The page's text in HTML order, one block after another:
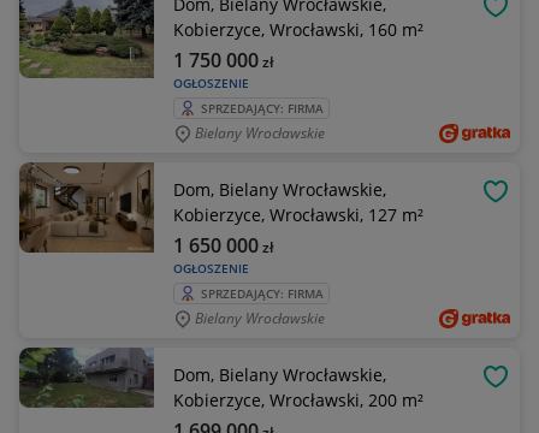
Kobierzyce, Wrocławski, 160 m²
OGŁOSZENIE
1 750 000zł
SPRZEDAJĄCY: FIRMA
Bielany Wrocławskie
Dom, Bielany Wrocławskie,
Kobierzyce, Wrocławski, 127 m²
OGŁOSZENIE
1 650 000zł
SPRZEDAJĄCY: FIRMA
Bielany Wrocławskie
Dom, Bielany Wrocławskie,
Kobierzyce, Wrocławski, 200 m²